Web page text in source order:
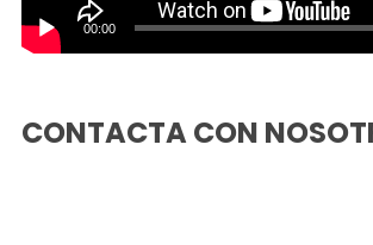
00:00
CONTACTA CON